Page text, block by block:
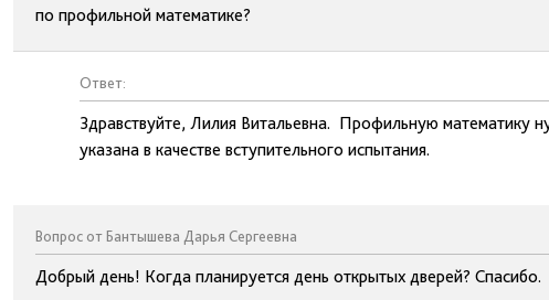
по профильной математике?
Ответ:
Здравствуйте, Лилия Витальевна. Профильную математику
указана в качестве вступительного испытания.
Вопрос от Бантышева Дарья Сергеевна
Добрый день! Когда планируется день открытых дверей? Спасибо.